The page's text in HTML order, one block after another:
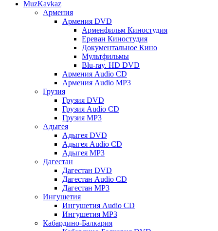
MuzKavkaz
Армения
Армения DVD
Арменфильм Киностудия
Ереван Киностудия
Документальное Кино
Мультфильмы
Blu-ray. HD DVD
Армения Audio CD
Армения Audio MP3
Грузия
Грузия DVD
Грузия Audio CD
Грузия MP3
Адыгея
Адыгея DVD
Адыгея Audio CD
Адыгея MP3
Дагестан
Дагестан DVD
Дагестан Audio CD
Дагестан MP3
Ингушетия
Ингушетия Audio CD
Ингушетия MP3
Кабардино-Балкария